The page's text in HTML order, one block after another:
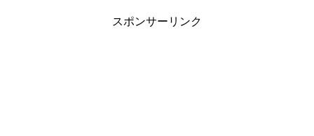
スポンサーリンク